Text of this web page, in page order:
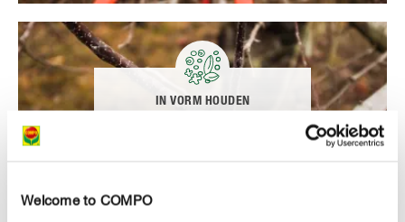
Welcome to COMPO
IN VORM HOUDEN